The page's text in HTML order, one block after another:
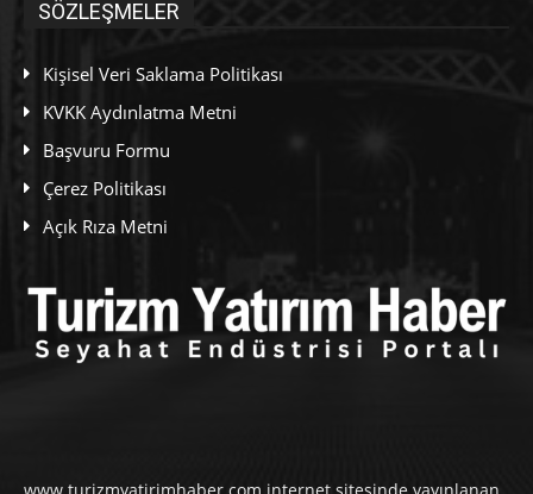
SÖZLEŞMELER
Kişisel Veri Saklama Politikası
KVKK Aydınlatma Metni
Başvuru Formu
Çerez Politikası
Açık Rıza Metni